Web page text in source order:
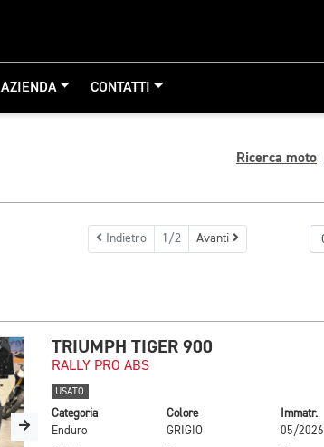
AZIENDA CONTATTI
Ricerca moto
Indietro 1/2 Avanti
TRIUMPH TIGER 900
RALLY PRO ABS
USATO
Categoria
Enduro
Colore
GRIGIO
Immatr.
05/2026